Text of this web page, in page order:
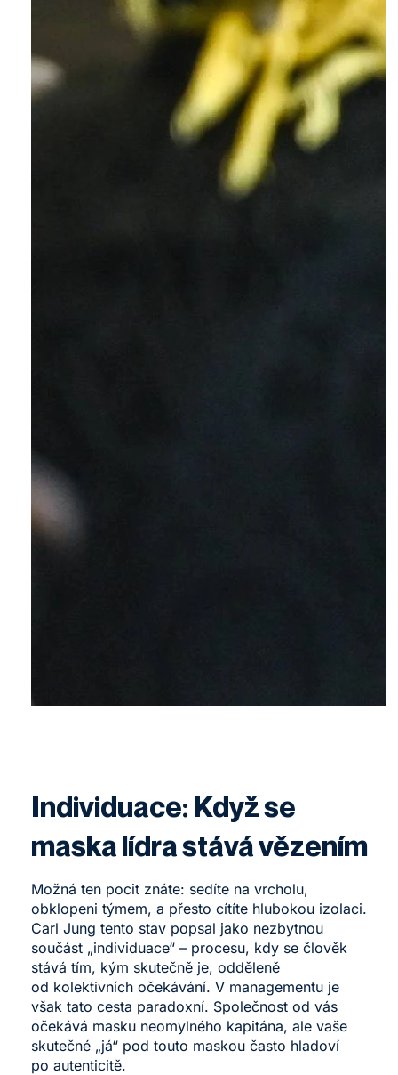
Individuace: Když se
maska lídra stává vězením
Možná ten pocit znáte: sedíte na vrcholu,
obklopeni týmem, a přesto cítíte hlubokou izolaci.
Carl Jung tento stav popsal jako nezbytnou
součást „individuace“ – procesu, kdy se člověk
stává tím, kým skutečně je, odděleně
od kolektivních očekávání. V managementu je
však tato cesta paradoxní. Společnost od vás
očekává masku neomylného kapitána, ale vaše
skutečné „já“ pod touto maskou často hladoví
po autenticitě.